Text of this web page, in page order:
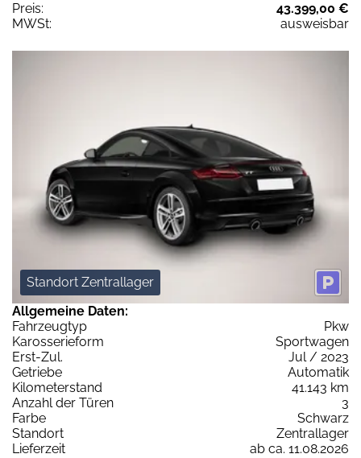
Preis:
43.399,00 €
MWSt:
ausweisbar
Standort Zentrallager
Allgemeine Daten:
Fahrzeugtyp
Pkw
Karosserieform
Sportwagen
Erst-Zul.
Jul / 2023
Getriebe
Automatik
Kilometerstand
41.143 km
Anzahl der Türen
3
Farbe
Schwarz
Standort
Zentrallager
Lieferzeit
ab ca. 11.08.2026